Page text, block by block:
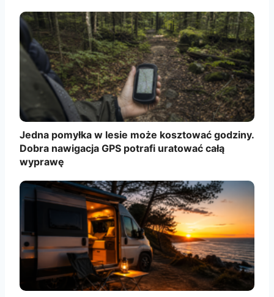
Jedna pomyłka w lesie może kosztować godziny.
Dobra nawigacja GPS potrafi uratować całą
wyprawę